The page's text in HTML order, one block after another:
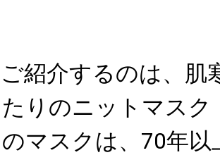
紹介するのは、肌
りのニットマスク
マスクは、70年